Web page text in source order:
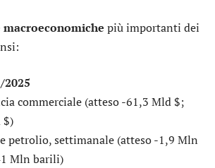
macroeconomiche più importanti dei
commerciale (atteso -61,3 Mld $;
$)
petrolio, settimanale (atteso -1,9 Mln
Mln barili)